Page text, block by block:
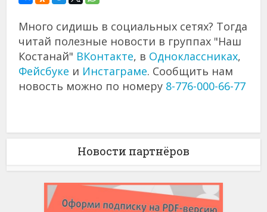
Много сидишь в социальных сетях? Тогда
читай полезные новости в группах "Наш
Костанай" ВКонтакте, в Одноклассниках,
Фейсбуке и Инстаграме. Сообщить нам
новость можно по номеру 8-776-000-66-77
Новости партнёров